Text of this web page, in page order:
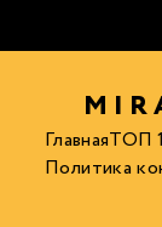
ГлавнаяТОП
Политика